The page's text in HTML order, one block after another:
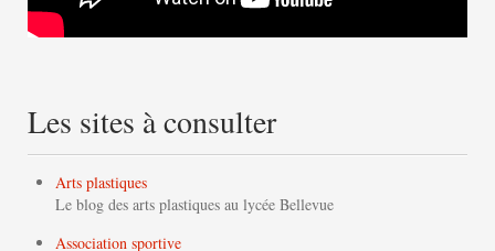
Les sites à consulter
Arts plastiques
Le blog des arts plastiques au lycée Bellevue
Association sportive